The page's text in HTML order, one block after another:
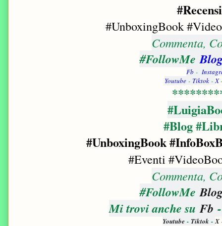
#UnboxingBook
Commenta,
#FollowMe
Fb -
Youtube- Tiktok- X
#Blog
#UnboxingBook
#Eventi
Commenta,
#FollowMe
Mi trovi anche suFb
Youtube - Tiktok - X